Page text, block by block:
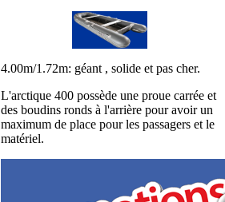
4.00m/1.72m: géant , solide et pas cher.
L'arctique 400 possède une proue carrée et
des boudins ronds à l'arrière pour avoir un
maximum de place pour les passagers et le
matériel.